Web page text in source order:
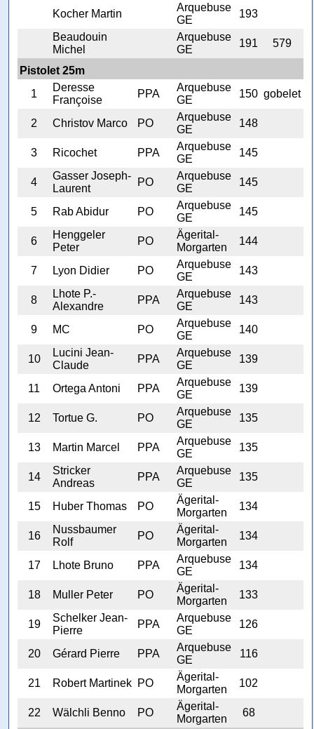
Kocher Martin
Arquebuse
GE
193
Beaudouin
Michel
Arquebuse
GE
191 579
Pistolet 25m
1
Deresse
Françoise
PPA
Arquebuse
GE
150 gobelet
2 Christov Marco PO
Arquebuse
GE
148
3 Ricochet PPA
Arquebuse
GE
145
4
Gasser Joseph-
Laurent
PO
Arquebuse
GE
145
5 Rab Abidur PO
Arquebuse
GE
145
6
Henggeler
Peter
PO
Ägerital-
Morgarten
144
7 Lyon Didier PO
Arquebuse
GE
143
8
Lhote P.-
Alexandre
PPA
Arquebuse
GE
143
9 MC PO
Arquebuse
GE
140
10
Lucini Jean-
Claude
PPA
Arquebuse
GE
139
11 Ortega Antoni PPA
Arquebuse
GE
139
12 Tortue G. PO
Arquebuse
GE
135
13 Martin Marcel PPA
Arquebuse
GE
135
14
Stricker
Andreas
PPA
Arquebuse
GE
135
15 Huber Thomas PO
Ägerital-
Morgarten
134
16
Nussbaumer
Rolf
PO
Ägerital-
Morgarten
134
17 Lhote Bruno PPA
Arquebuse
GE
134
18 Muller Peter PO
Ägerital-
Morgarten
133
19
Schelker Jean-
Pierre
PPA
Arquebuse
GE
126
20 Gérard Pierre PPA
Arquebuse
GE
116
21 Robert Martinek PO
Ägerital-
Morgarten
102
22 Wälchli Benno PO
Ägerital-
Morgarten
68